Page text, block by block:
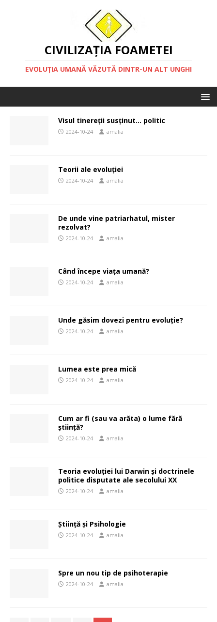
CIVILIZAȚIA FOAMETEI
EVOLUȚIA UMANĂ VĂZUTĂ DINTR-UN ALT UNGHI
Visul tinereții susținut… politic
2024-10-24 amalia
Teorii ale evoluției
2024-10-24 amalia
De unde vine patriarhatul, mister
rezolvat?
2024-10-24 amalia
Când începe viața umană?
2024-10-24 amalia
Unde găsim dovezi pentru evoluție?
2024-10-24 amalia
Lumea este prea mică
2024-10-24 amalia
Cum ar fi (sau va arăta) o lume fără
știință?
2024-10-24 amalia
Teoria evoluției lui Darwin și doctrinele
politice disputate ale secolului XX
2024-10-24 amalia
Știință și Psihologie
2024-10-24 amalia
Spre un nou tip de psihoterapie
2024-10-24 amalia